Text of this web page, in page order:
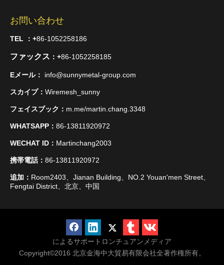
お問い合わせ
TEL ：+86-1052258186
ファックス ：+86-1052258185
Eメール： info@sunnymetal-group.com
スカイプ： Wiremesh_sunny
フェイスブック： m.me/martin.chang.3348
WHATSAPP： 86-13811920972
WECHAT ID： Martinchang2003
携帯電話： 86-13811920972
追加： Room2403、Jianan Building、NO.2 Youan'men Street、
Fengtai District、北京、中国
によるサポート ロンチュアンメディア
Copyright©2016 北京金海中大貿易有限会社全著作権所有。